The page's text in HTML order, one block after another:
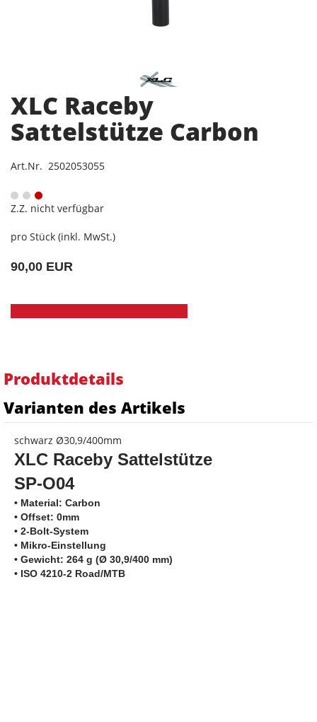
XLC Raceby
Sattelstütze Carbon
Art.Nr. 2502053055
Z.Z. nicht verfügbar
pro Stück (inkl. MwSt.)
90,00 EUR
Produktdetails
Varianten des Artikels
schwarz Ø30,9/400mm
XLC Raceby Sattelstütze
SP-O04
• Material: Carbon
• Offset: 0mm
• 2-Bolt-System
• Mikro-Einstellung
• Gewicht: 264 g (Ø 30,9/400 mm)
• ISO 4210-2 Road/MTB